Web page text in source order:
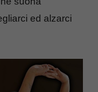
ed alzarci